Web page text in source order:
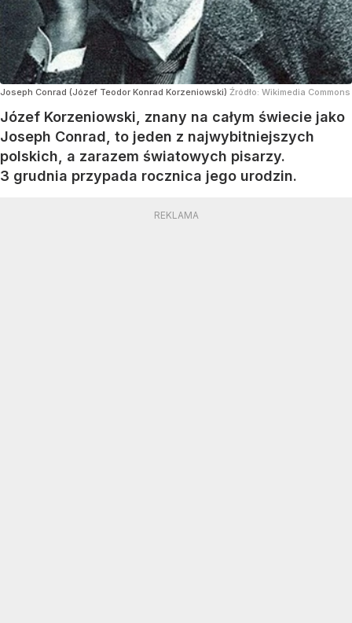
Joseph Conrad (Józef Teodor Konrad Korzeniowski) Źródło: Wikimedia Commons
Józef Korzeniowski, znany na całym świecie jako
Joseph Conrad, to jeden z najwybitniejszych
polskich, a zarazem światowych pisarzy.
3 grudnia przypada rocznica jego urodzin.